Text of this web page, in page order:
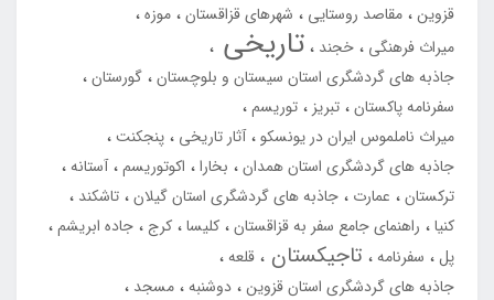
قزوین مقاصد روستایی شهرهای قزاقستان موزه
میراث فرهنگی
خجند تاریخی
جاذبه های گردشگری استان سیستان و بلوچستان گورستان
سفرنامه پاکستان تبریز
توریسم
میراث ناملموس ایران در یونسکو آثار تاریخی
پنجکنت
جاذبه های گردشگری استان همدان
بخارا اکوتوریسم آستانه
ترکستان
عمارت جاذبه های گردشگری استان گیلان تاشکند
کنیا
راهنمای جامع سفر به قزاقستان کلیسا کرج جاده ابریشم
پل
سفرنامه تاجیکستان
قلعه
جاذبه های گردشگری استان قزوین دوشنبه مسجد